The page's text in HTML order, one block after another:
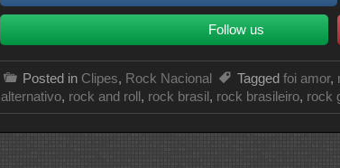
Follow us
Posted in Clipes, Rock Nacional Tagged foi amor,
alternativo, rock and roll , rock brasil , rock brasileiro, rock